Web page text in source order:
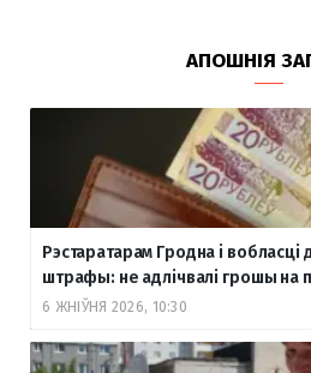
АПОШНІЯ
Рэстаратарам Гродна і
штрафы: не адлічвалі грошы на
6 ЖНІЎНЯ 2026, 10:30